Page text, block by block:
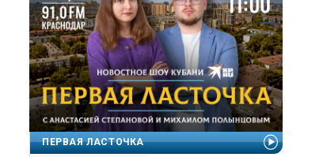
ПЕРВАЯ ЛАСТОЧКА